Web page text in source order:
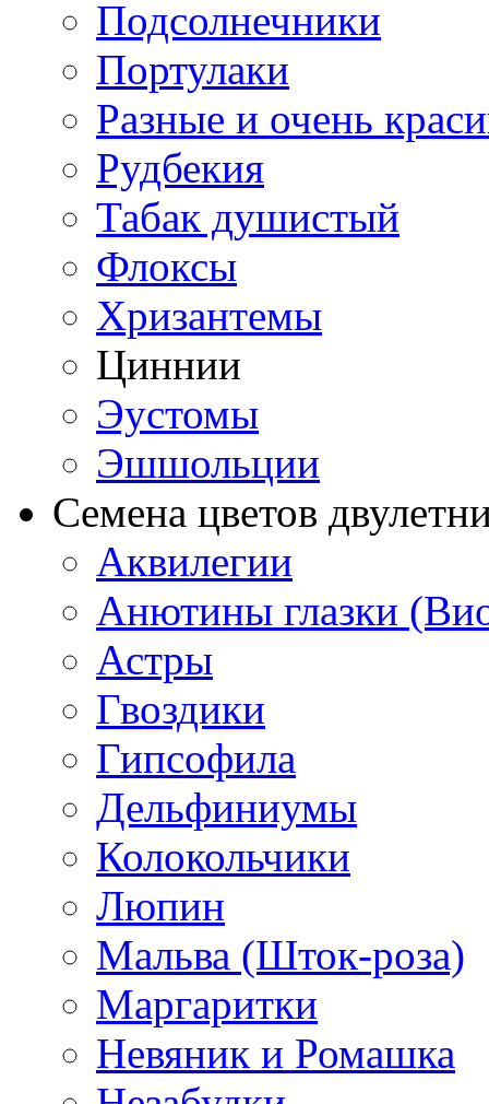
Подсолнечники
Портулаки
Разные и очень
Рудбекия
Табак душистый
Флоксы
Хризантемы
Циннии
Эустомы
Эшшольции
Семена цветов
Аквилегии
Анютины глазки
Астры
Гвоздики
Гипсофила
Дельфиниумы
Колокольчики
Люпин
Мальва (Шток-роза)
Маргаритки
Невяник и Ромашка